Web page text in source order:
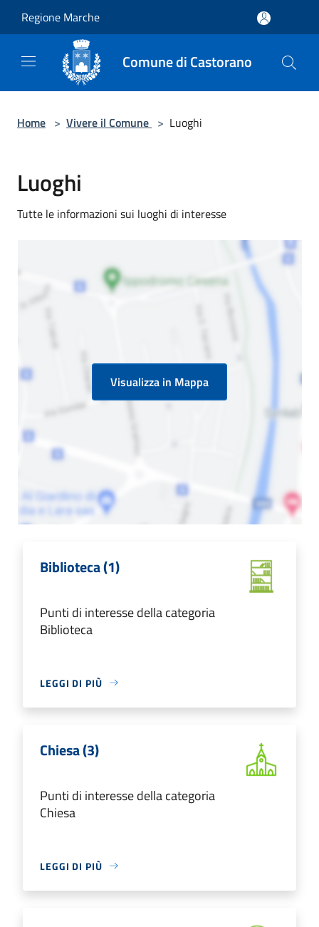
Regione Marche
Comune di Castorano
Home > Vivere il Comune > Luoghi
Luoghi
Tutte le informazioni sui luoghi di interesse
Visualizza in Mappa
Biblioteca (1)
Punti di interesse della categoria
Biblioteca
LEGGI DI PIÙ
Chiesa (3)
Punti di interesse della categoria
Chiesa
LEGGI DI PIÙ